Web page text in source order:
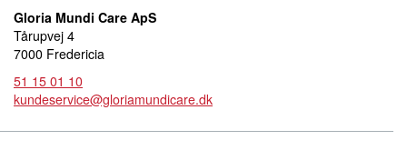
Gloria Mundi Care ApS
Tårupvej 4
7000 Fredericia
51 15 01 10
kundeservice@gloriamundicare.dk